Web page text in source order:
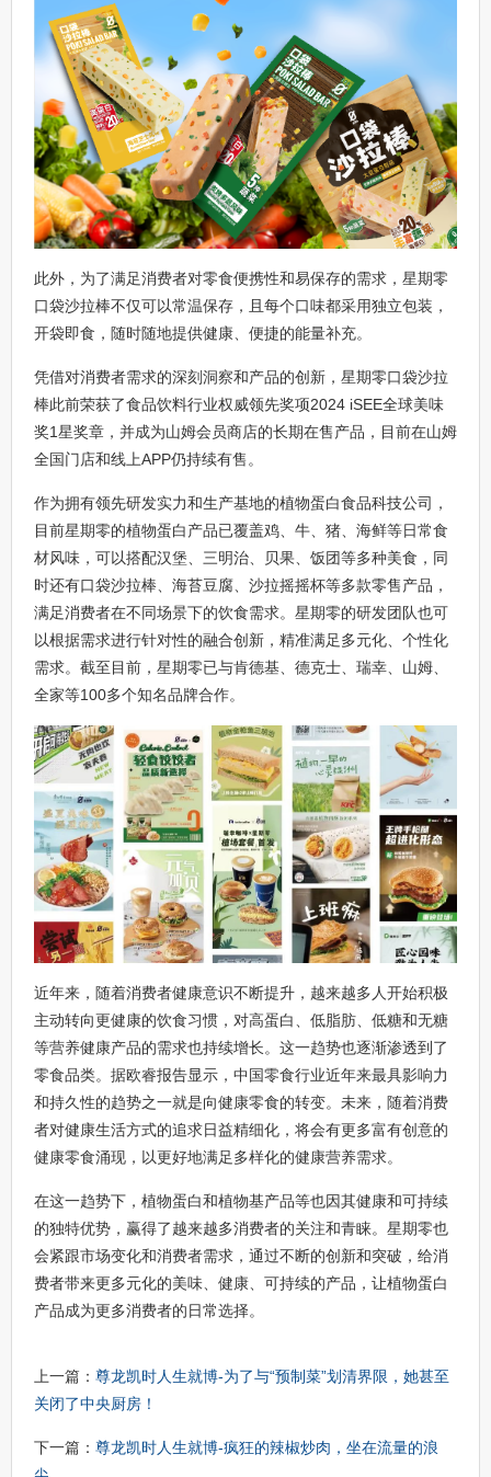
此外，为了满足消费者对零食便携性和易保存的需求，星期零
口袋沙拉棒不仅可以常温保存，且每个口味都采用独立包装，
开袋即食，随时随地提供健康、便捷的能量补充。
凭借对消费者需求的深刻洞察和产品的创新，星期零口袋沙拉
棒此前荣获了食品饮料行业权威领先奖项2024 iSEE全球美味
奖1星奖章，并成为山姆会员商店的长期在售产品，目前在山姆
全国门店和线上APP仍持续有售。
作为拥有领先研发实力和生产基地的植物蛋白食品科技公司，
目前星期零的植物蛋白产品已覆盖鸡、牛、猪、海鲜等日常食
材风味，可以搭配汉堡、三明治、贝果、饭团等多种美食，同
时还有口袋沙拉棒、海苔豆腐、沙拉摇摇杯等多款零售产品，
满足消费者在不同场景下的饮食需求。星期零的研发团队也可
以根据需求进行针对性的融合创新，精准满足多元化、个性化
需求。截至目前，星期零已与肯德基、德克士、瑞幸、山姆、
全家等100多个知名品牌合作。
近年来，随着消费者健康意识不断提升，越来越多人开始积极
主动转向更健康的饮食习惯，对高蛋白、低脂肪、低糖和无糖
等营养健康产品的需求也持续增长。这一趋势也逐渐渗透到了
零食品类。据欧睿报告显示，中国零食行业近年来最具影响力
和持久性的趋势之一就是向健康零食的转变。未来，随着消费
者对健康生活方式的追求日益精细化，将会有更多富有创意的
健康零食涌现，以更好地满足多样化的健康营养需求。
在这一趋势下，植物蛋白和植物基产品等也因其健康和可持续
的独特优势，赢得了越来越多消费者的关注和青睐。星期零也
会紧跟市场变化和消费者需求，通过不断的创新和突破，给消
费者带来更多元化的美味、健康、可持续的产品，让植物蛋白
产品成为更多消费者的日常选择。
上一篇： 尊龙凯时人生就博-为了与“预制菜”划清界限，她甚至
关闭了中央厨房！
下一篇： 尊龙凯时人生就博-疯狂的辣椒炒肉，坐在流量的浪